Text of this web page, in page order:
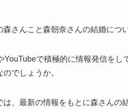
森さんこと森朝奈さんの結婚につ
YouTubeで積極的に情報発信をし
のでしょうか。
は、最新の情報をもとに森さんの